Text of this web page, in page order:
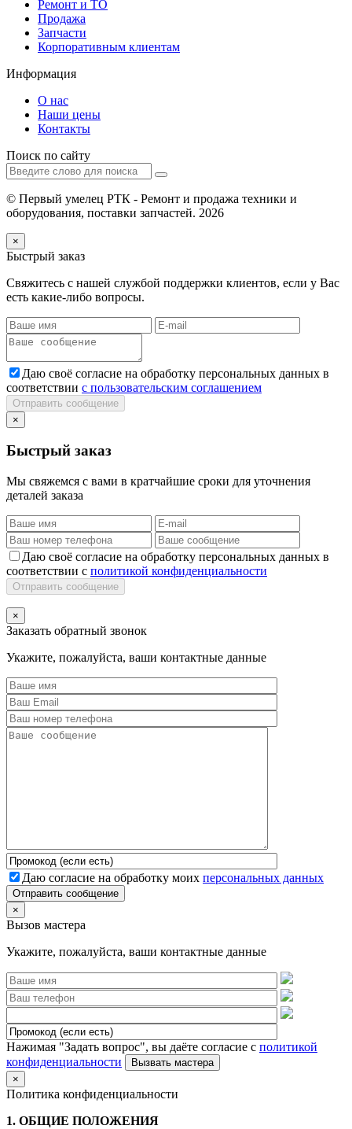
Ремонт и ТО
Продажа
Запчасти
Корпоративным клиентам
Информация
О нас
Наши цены
Контакты
Поиск по сайту
© Первый умелец РТК - Ремонт и продажа техники и
оборудования, поставки запчастей. 2026
×
Быстрый заказ
Свяжитесь с нашей службой поддержки клиентов, если у Вас
есть какие-либо вопросы.
Даю своё согласие на обработку персональных данных в
соответствии с пользовательским соглашением
Отправить сообщение
×
Быстрый заказ
Мы свяжемся с вами в кратчайшие сроки для уточнения
деталей заказа
Даю своё согласие на обработку персональных данных в
соответствии с политикой конфиденциальности
Отправить сообщение
×
Заказать обратный звонок
Укажите, пожалуйста, ваши контактные данные
Даю согласие на обработку моих персональных данных
Отправить сообщение
×
Вызов мастера
Укажите, пожалуйста, ваши контактные данные
Нажимая "Задать вопрос", вы даёте согласие с политикой
конфиденциальности
×
Политика конфиденциальности
1. ОБЩИЕ ПОЛОЖЕНИЯ